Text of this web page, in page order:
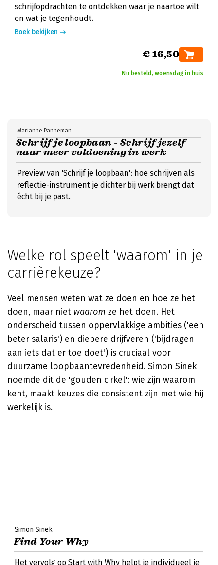
schrijfopdrachten te ontdekken waar je naartoe wilt
en wat je tegenhoudt.
Boek bekijken
€ 16,50
Nu besteld, woensdag in huis
Schrijf je loopbaan - Schrijf jezelf
naar meer voldoening in werk
Marianne Panneman
Preview van 'Schrijf je loopbaan': hoe schrijven als
reflectie-instrument je dichter bij werk brengt dat
écht bij je past.
Welke rol speelt 'waarom' in je
carrièrekeuze?
Veel mensen weten wat ze doen en hoe ze het
doen, maar niet waarom ze het doen. Het
onderscheid tussen oppervlakkige ambities ('een
beter salaris') en diepere drijfveren ('bijdragen
aan iets dat er toe doet') is cruciaal voor
duurzame loopbaantevredenheid. Simon Sinek
noemde dit de 'gouden cirkel': wie zijn waarom
kent, maakt keuzes die consistent zijn met wie hij
werkelijk is.
Simon Sinek
Find Your Why
Het vervolg op Start with Why helpt je individueel je